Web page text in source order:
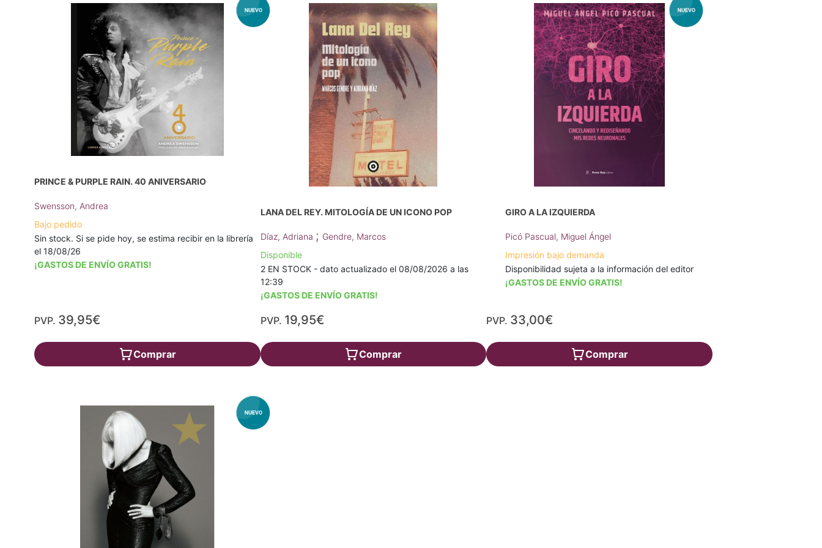
PRINCE & PURPLE RAIN. 40 ANIVERSARIO
Swensson, Andrea
Bajo pedido
Sin stock. Si se pide hoy, se estima recibir en la librería
el 18/08/26
¡GASTOS DE ENVÍO GRATIS!
PVP. 39,95€
Comprar
LANA DEL REY. MITOLOGÍA DE UN ICONO POP
Díaz, Adriana ; Gendre, Marcos
Disponible
2 EN STOCK - dato actualizado el 08/08/2026 a las
12:39
¡GASTOS DE ENVÍO GRATIS!
PVP. 19,95€
Comprar
GIRO A LA IZQUIERDA
Picó Pascual, Miguel Ángel
Impresión bajo demanda
Disponibilidad sujeta a la información del editor
¡GASTOS DE ENVÍO GRATIS!
PVP. 33,00€
Comprar